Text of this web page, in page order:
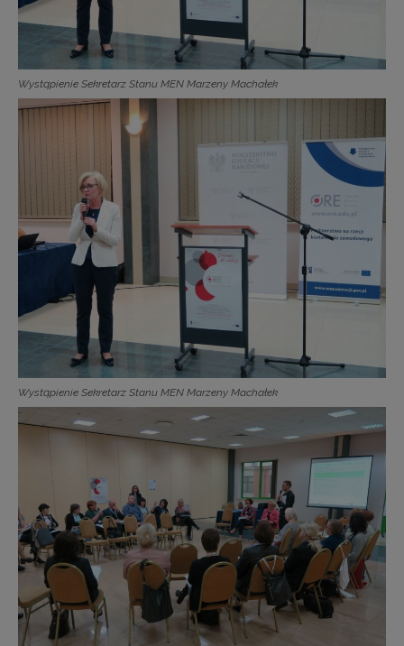
Wystąpienie Sekretarz Stanu MEN Marzeny Machałek
Wystąpienie Sekretarz Stanu MEN Marzeny Machałek